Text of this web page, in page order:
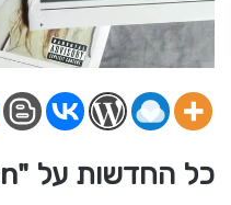
כל החדשות על "Jo Jorgensen"